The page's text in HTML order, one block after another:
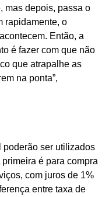
mas depois, passa o
rapidamente, o
Então, a
é fazer com que não
que atrapalhe as
na ponta”,
ser utilizados
é para compra
com juros de 1%
entre taxa de